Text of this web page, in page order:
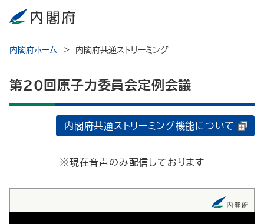
内閣府ホーム 内閣府共通ストリーミング
第20回原子力委員会定例会議
内閣府共通ストリーミング機能について
※現在音声のみ配信しております